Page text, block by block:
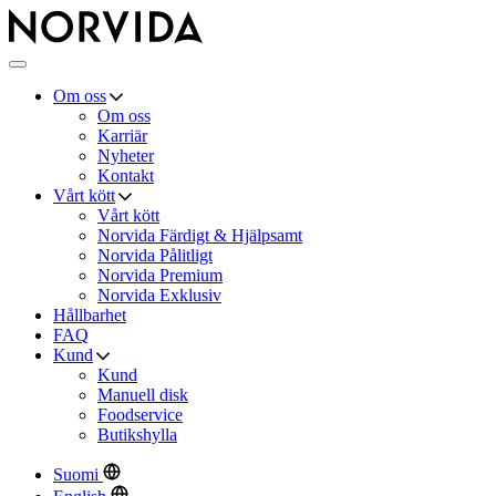
Norvida
Meny
Om oss
Om oss
Karriär
Nyheter
Kontakt
Vårt kött
Vårt kött
Norvida Färdigt & Hjälpsamt
Norvida Pålitligt
Norvida Premium
Norvida Exklusiv
Hållbarhet
FAQ
Kund
Kund
Manuell disk
Foodservice
Butikshylla
Suomi